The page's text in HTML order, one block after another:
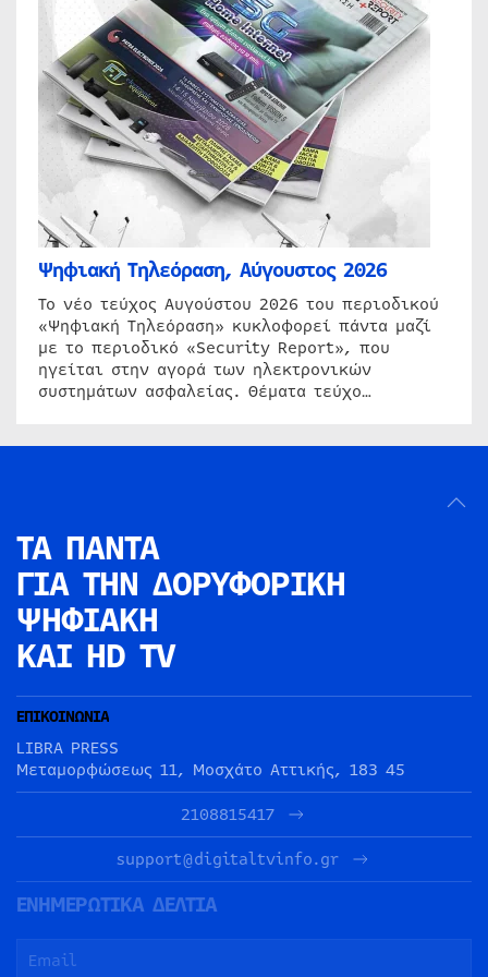
Ψηφιακή Τηλεόραση, Αύγουστος 2026
Το νέο τεύχος Αυγούστου 2026 του περιοδικού
«Ψηφιακή Τηλεόραση» κυκλοφορεί πάντα μαζί
με το περιοδικό «Security Report», που
ηγείται στην αγορά των ηλεκτρονικών
συστημάτων ασφαλείας. Θέματα τεύχο…
ΤΑ ΠΑΝΤΑ
ΓΙΑ ΤΗΝ ΔΟΡΥΦΟΡΙΚΗ
ΨΗΦΙΑΚΗ
ΚΑΙ HD TV
ΕΠΙΚΟΙΝΩΝΙΑ
LIBRA PRESS
Μεταμορφώσεως 11, Μοσχάτο Αττικής, 183 45
2108815417
support@digitaltvinfo.gr
ΕΝΗΜΕΡΩΤΙΚΑ ΔΕΛΤΙΑ